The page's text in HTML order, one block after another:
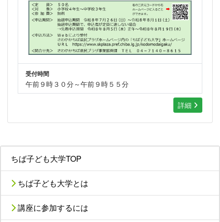
ちば子ども大学TOP
ちば子ども大学とは
講座に参加するには
受付時間
午前９時３０分～午前９時５５分
詳細